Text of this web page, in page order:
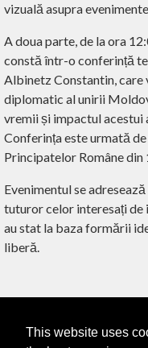
This website uses
vizuală asupra
A doua parte, de la ora
constă într-o conferință
Albinetz Constantin,
diplomatic al unirii
vremii și impactul acestui
Conferința este urmată
Principatelor Române din
Evenimentul se
tuturor celor interesați de
au stat la baza formării
liberă.
‹ ÎNAPOI